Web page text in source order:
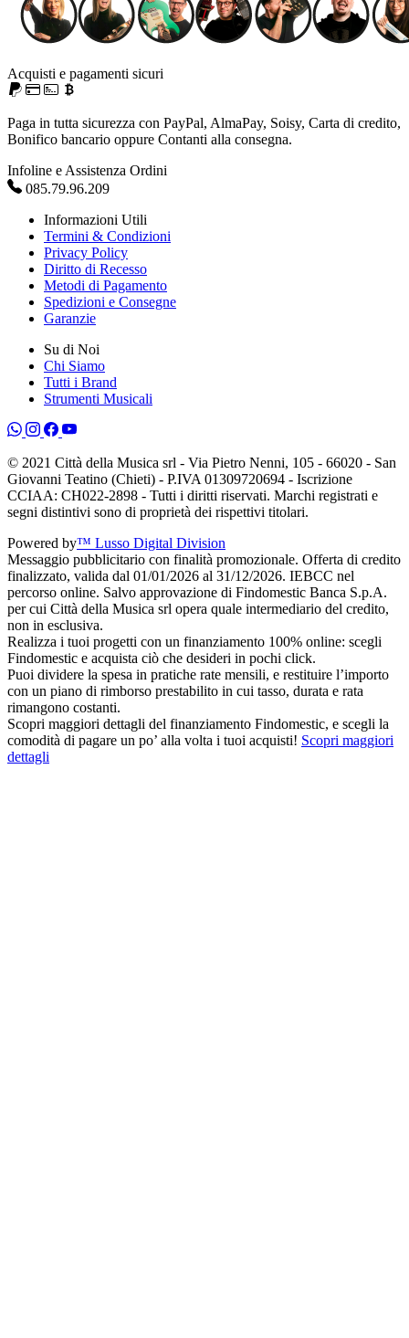
Acquisti e pagamenti sicuri
Paga in tutta sicurezza con PayPal, AlmaPay, Soisy, Carta di credito,
Bonifico bancario oppure Contanti alla consegna.
Infoline e Assistenza Ordini
085.79.96.209
Informazioni Utili
Termini & Condizioni
Privacy Policy
Diritto di Recesso
Metodi di Pagamento
Spedizioni e Consegne
Garanzie
Su di Noi
Chi Siamo
Tutti i Brand
Strumenti Musicali
© 2021 Città della Musica srl - Via Pietro Nenni, 105 - 66020 - San
Giovanni Teatino (Chieti) - P.IVA 01309720694 - Iscrizione
CCIAA: CH022-2898 - Tutti i diritti riservati. Marchi registrati e
segni distintivi sono di proprietà dei rispettivi titolari.
Powered by™ Lusso Digital Division
Messaggio pubblicitario con finalità promozionale. Offerta di credito
finalizzato, valida dal 01/01/2026 al 31/12/2026. IEBCC nel
percorso online. Salvo approvazione di Findomestic Banca S.p.A.
per cui Città della Musica srl opera quale intermediario del credito,
non in esclusiva.
Realizza i tuoi progetti con un finanziamento 100% online: scegli
Findomestic e acquista ciò che desideri in pochi click.
Puoi dividere la spesa in pratiche rate mensili, e restituire l’importo
con un piano di rimborso prestabilito in cui tasso, durata e rata
rimangono costanti.
Scopri maggiori dettagli del finanziamento Findomestic, e scegli la
comodità di pagare un po’ alla volta i tuoi acquisti! Scopri maggiori
dettagli